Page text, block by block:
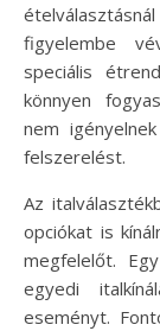
figyelembe
speciális
könnyen
nem
felszerelést.
Az
opciókat is
megfelelőt.
egyedi
eseményt.